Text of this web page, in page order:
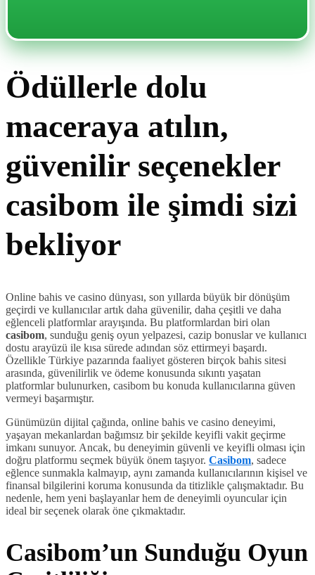
Ödüllerle dolu
maceraya atılın,
güvenilir seçenekler
casibom ile şimdi sizi
bekliyor
Online bahis ve casino dünyası, son yıllarda büyük bir dönüşüm
geçirdi ve kullanıcılar artık daha güvenilir, daha çeşitli ve daha
eğlenceli platformlar arayışında. Bu platformlardan biri olan
casibom, sunduğu geniş oyun yelpazesi, cazip bonuslar ve kullanıcı
dostu arayüzü ile kısa sürede adından söz ettirmeyi başardı.
Özellikle Türkiye pazarında faaliyet gösteren birçok bahis sitesi
arasında, güvenilirlik ve ödeme konusunda sıkıntı yaşatan
platformlar bulunurken, casibom bu konuda kullanıcılarına güven
vermeyi başarmıştır.
Günümüzün dijital çağında, online bahis ve casino deneyimi,
yaşayan mekanlardan bağımsız bir şekilde keyifli vakit geçirme
imkanı sunuyor. Ancak, bu deneyimin güvenli ve keyifli olması için
doğru platformu seçmek büyük önem taşıyor. Casibom, sadece
eğlence sunmakla kalmayıp, aynı zamanda kullanıcılarının kişisel ve
finansal bilgilerini koruma konusunda da titizlikle çalışmaktadır. Bu
nedenle, hem yeni başlayanlar hem de deneyimli oyuncular için
ideal bir seçenek olarak öne çıkmaktadır.
Casibom’un Sunduğu Oyun